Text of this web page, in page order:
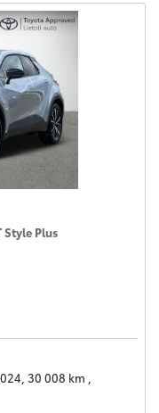
Style Plus
30 008 km ,